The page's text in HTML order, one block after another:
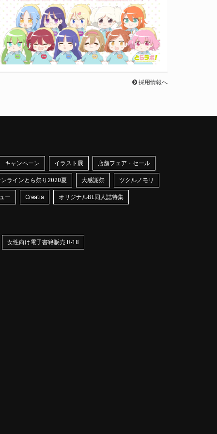
採用情報へ
キャンペーン イラスト展 店舗フェア・セール
ラインとら祭り2020夏 大感謝祭 ツクルノモリ
ー Creatia オリジナルBL同人誌特集
女性向け電子書籍販売 R-18